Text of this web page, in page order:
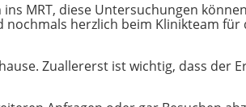
MRT, diese Untersuchungen
herzlich beim Klinikteam für
Zuallererst ist wichtig, dass der